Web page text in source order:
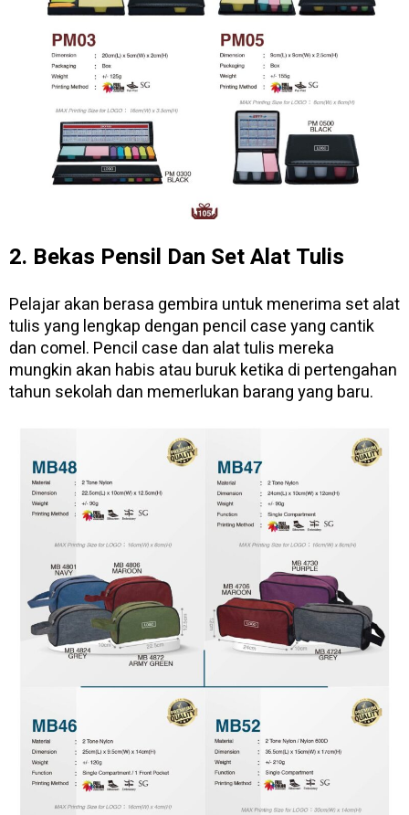
2. Bekas Pensil Dan Set Alat Tulis
Pelajar akan berasa gembira untuk menerima set alat
tulis yang lengkap dengan pencil case yang cantik
dan comel. Pencil case dan alat tulis mereka
mungkin akan habis atau buruk ketika di pertengahan
tahun sekolah dan memerlukan barang yang baru.